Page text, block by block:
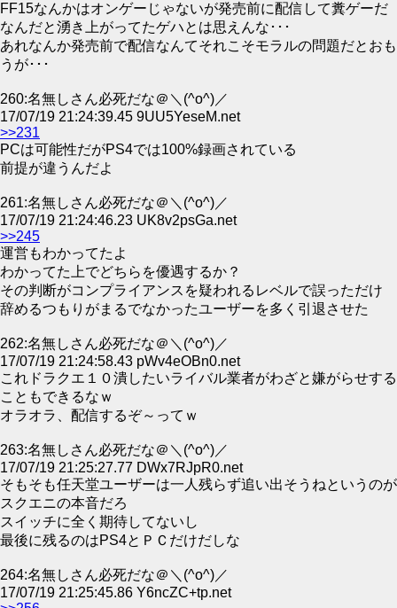
FF15なんかはオンゲーじゃないが発売前に配信して糞ゲーだ
なんだと湧き上がってたゲハとは思えんな･･･
あれなんか発売前で配信なんてそれこそモラルの問題だとおも
うが･･･
260:名無しさん必死だな＠＼(^o^)／
17/07/19 21:24:39.45 9UU5YeseM.net
>>231
PCは可能性だがPS4では100%録画されている
前提が違うんだよ
261:名無しさん必死だな＠＼(^o^)／
17/07/19 21:24:46.23 UK8v2psGa.net
>>245
運営もわかってたよ
わかってた上でどちらを優遇するか？
その判断がコンプライアンスを疑われるレベルで誤っただけ
辞めるつもりがまるでなかったユーザーを多く引退させた
262:名無しさん必死だな＠＼(^o^)／
17/07/19 21:24:58.43 pWv4eOBn0.net
これドラクエ１０潰したいライバル業者がわざと嫌がらせする
こともできるなｗ
オラオラ、配信するぞ～ってｗ
263:名無しさん必死だな＠＼(^o^)／
17/07/19 21:25:27.77 DWx7RJpR0.net
そもそも任天堂ユーザーは一人残らず追い出そうねというのが
スクエニの本音だろ
スイッチに全く期待してないし
最後に残るのはPS4とＰＣだけだしな
264:名無しさん必死だな＠＼(^o^)／
17/07/19 21:25:45.86 Y6ncZC+tp.net